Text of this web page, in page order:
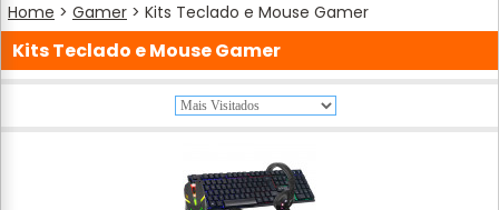
Home > Gamer > Kits Teclado e Mouse Gamer
Kits Teclado e Mouse Gamer